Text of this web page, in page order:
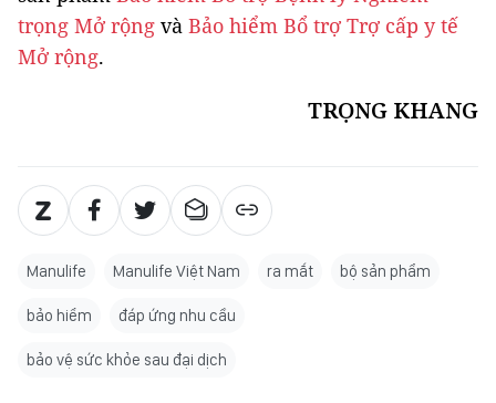
trọng Mở rộng và Bảo hiểm Bổ trợ Trợ cấp y tế
Mở rộng.
TRỌNG KHANG
Manulife Manulife Việt Nam ra mắt bộ sản phẩm
bảo hiểm đáp ứng nhu cầu
bảo vệ sức khỏe sau đại dịch